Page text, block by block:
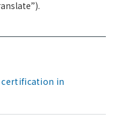
certification in